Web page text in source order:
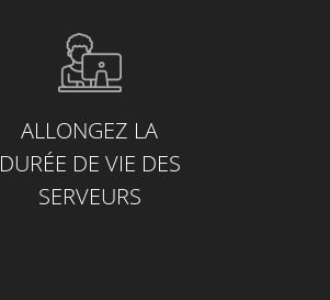
ALLONGEZ LA
DURÉE DE VIE DES
SERVEURS